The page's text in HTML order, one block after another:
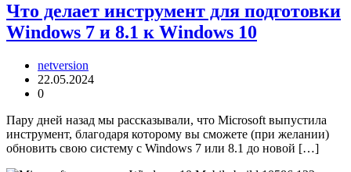
Что делает инструмент для подготовки
Windows 7 и 8.1 к Windows 10
netversion
22.05.2024
0
Пару дней назад мы рассказывали, что Microsoft выпустила
инструмент, благодаря которому вы сможете (при желании)
обновить свою систему с Windows 7 или 8.1 до новой […]